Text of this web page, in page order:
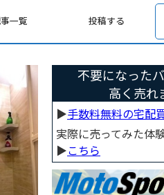
一覧 投稿する
不要になった
高く売れ
▶︎手数料無料の宅配
実際に売ってみた体
▶︎こちら